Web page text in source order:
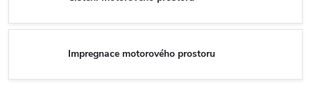
Impregnace motorového prostoru